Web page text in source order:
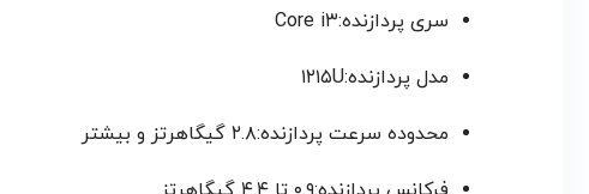
سری پردازنده:Core i۳
مدل پردازنده:۱۲۱۵U
محدوده سرعت پردازنده:۲.۸ گیگاهرتز و بیشتر